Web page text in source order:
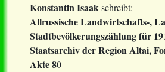
Konstantin Isaakschreibt:
Allrussische Landwirtschafts-,
Stadtbevölkerungszählung für
Staatsarchiv der Region Altai,
Akte 80